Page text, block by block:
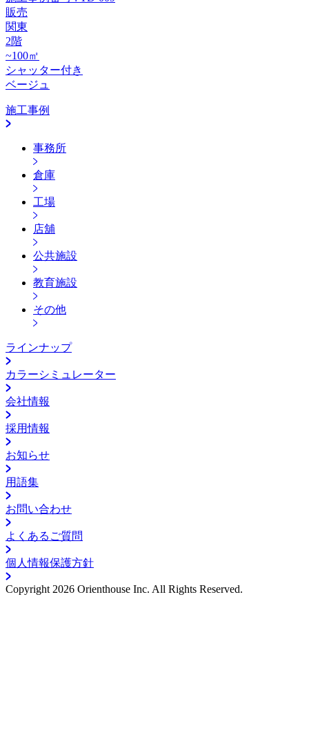
販売
関東
2階
~100㎡
シャッター付き
ベージュ
施工事例
事務所
倉庫
工場
店舖
公共施設
教育施設
その他
ラインナップ
カラーシミュレーター
会社情報
採用情報
お知らせ
用語集
お問い合わせ
よくあるご質問
個人情報保護方針
Copyright 2026 Orienthouse Inc. All Rights Reserved.